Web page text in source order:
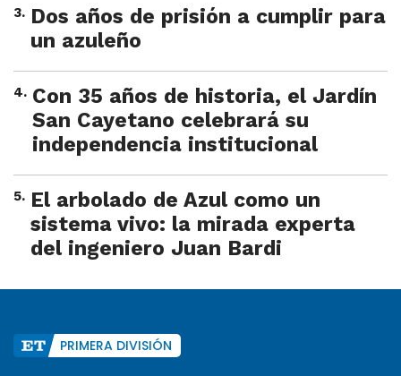
3. Dos años de prisión a cumplir para
un azuleño
4. Con 35 años de historia, el Jardín
San Cayetano celebrará su
independencia institucional
5. El arbolado de Azul como un
sistema vivo: la mirada experta
del ingeniero Juan Bardi
PRIMERA DIVISIÓN